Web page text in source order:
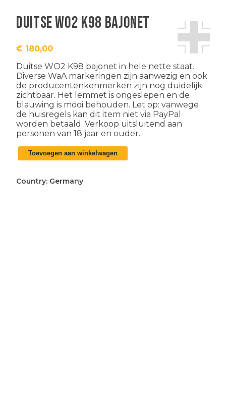
Duitse WO2 K98 bajonet
€ 180,00
Duitse WO2 K98 bajonet in hele nette staat.
Diverse WaA markeringen zijn aanwezig en ook
de producentenkenmerken zijn nog duidelijk
zichtbaar. Het lemmet is ongeslepen en de
blauwing is mooi behouden. Let op: vanwege
de huisregels kan dit item niet via PayPal
worden betaald. Verkoop uitsluitend aan
personen van 18 jaar en ouder.
Duitse
WO2
bajonet
Toevoegen aan winkelwagen
Country: Germany